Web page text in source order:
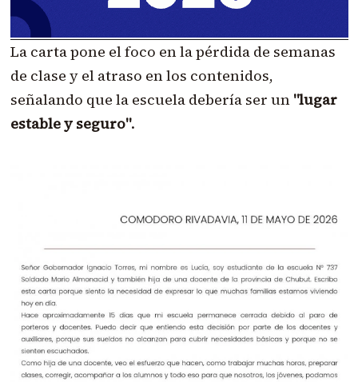
La carta pone el foco en la pérdida de semanas
de clase y el atraso en los contenidos,
señalando que la escuela debería ser un "lugar
estable y seguro".